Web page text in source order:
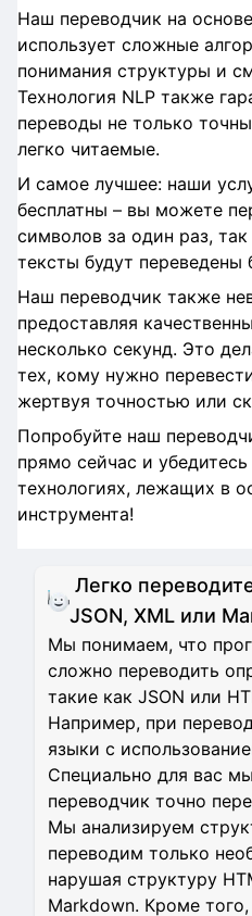
Наш переводчик на
использует сложные
понимания структуры и
Технология NLP также
переводы не только
легко читаемые.
И самое лучшее: наши
бесплатны – вы можете
символов за один раз,
тексты будут переведены
Наш переводчик также
предоставляя
несколько секунд. Это
тех, кому нужно
жертвуя точностью или
Попробуйте наш
прямо сейчас и
технологиях, лежащих в
инструмента!
Легко
JSON, XML или
Мы понимаем, что
сложно переводить
такие как JSON или
Например, при
языки с
Специально для вас
переводчик точно
Мы анализируем
переводим только
нарушая структуру
Markdown. Кроме